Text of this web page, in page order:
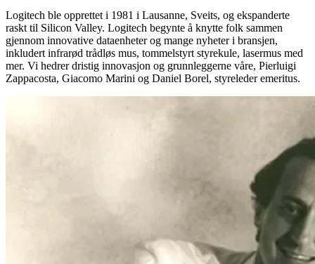
Logitech ble opprettet i 1981 i Lausanne, Sveits, og ekspanderte
raskt til Silicon Valley. Logitech begynte å knytte folk sammen
gjennom innovative dataenheter og mange nyheter i bransjen,
inkludert infrarød trådløs mus, tommelstyrt styrekule, lasermus med
mer. Vi hedrer dristig innovasjon og grunnleggerne våre, Pierluigi
Zappacosta, Giacomo Marini og Daniel Borel, styreleder emeritus.